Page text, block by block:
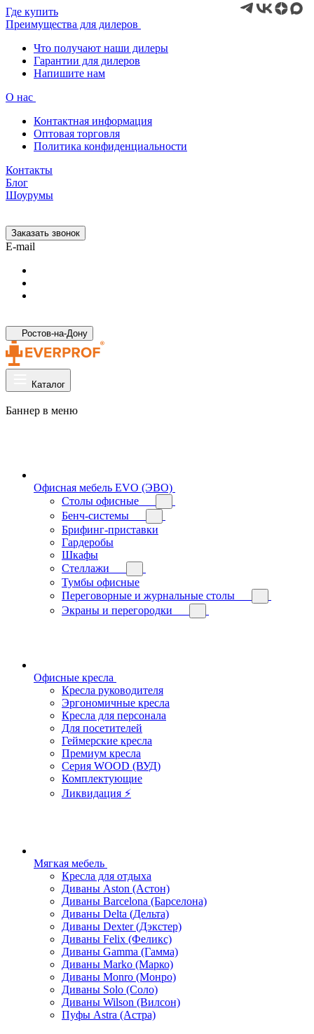
Где купить
Преимущества для дилеров
Что получают наши дилеры
Гарантии для дилеров
Напишите нам
О нас
Контактная информация
Оптовая торговля
Политика конфиденциальности
Контакты
Блог
Шоурумы
Заказать звонок
E-mail
Ростов-на-Дону
Каталог
Баннер в меню
Офисная мебель EVO (ЭВО)
Cтолы офисные
Бенч-системы
Брифинг-приставки
Гардеробы
Шкафы
Стеллажи
Тумбы офисные
Переговорные и журнальные столы
Экраны и перегородки
Офисные кресла
Кресла руководителя
Эргономичные кресла
Кресла для персонала
Для посетителей
Геймерские кресла
Премиум кресла
Серия WOOD (ВУД)
Комплектующие
Ликвидация ⚡
Мягкая мебель
Кресла для отдыха
Диваны Aston (Астон)
Диваны Barcelona (Барселона)
Диваны Delta (Дельта)
Диваны Dexter (Дэкстер)
Диваны Felix (Феликс)
Диваны Gamma (Гамма)
Диваны Marko (Марко)
Диваны Monro (Монро)
Диваны Solo (Соло)
Диваны Wilson (Вилсон)
Пуфы Astra (Астра)